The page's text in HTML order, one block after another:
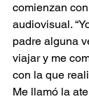
comienzan
audiovisual.
padre alguna
viajar y me
con la que
Me llamó la